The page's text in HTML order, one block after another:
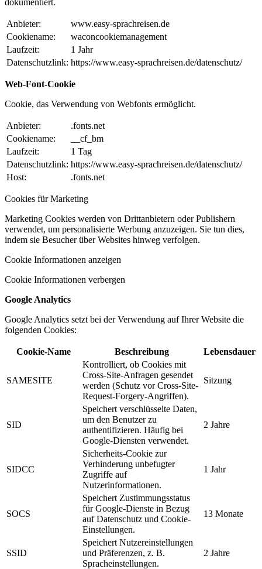
Anbieter:
www.easy-sprachreisen.de
Cookiename:
waconcookiemanagement
Laufzeit:
1 Jahr
Datenschutzlink: https://www.easy-sprachreisen.de/datenschutz/
Web-Font-Cookie
Cookie, das Verwendung von Webfonts ermöglicht.
Anbieter:
.fonts.net
Cookiename:
__cf_bm
Laufzeit:
1 Tag
Datenschutzlink: https://www.easy-sprachreisen.de/datenschutz/
Host:
.fonts.net
Cookies für Marketing
Marketing Cookies werden von Drittanbietern oder Publishern
verwendet, um personalisierte Werbung anzuzeigen. Sie tun dies,
indem sie Besucher über Websites hinweg verfolgen.
Cookie Informationen anzeigen
Cookie Informationen verbergen
Google Analytics
Google Analytics setzt bei der Verwendung auf Ihrer Website die
folgenden Cookies:
Cookie-Name Beschreibung Lebensdauer
SAMESITE
Kontrolliert, ob Cookies mit
Cross-Site-Anfragen gesendet
werden (Schutz vor Cross-Site-
Request-Forgery-Angriffen).
Sitzung
SID
Speichert verschlüsselte Daten,
um den Benutzer zu
authentifizieren. Häufig bei
Google-Diensten verwendet.
2 Jahre
SIDCC
Sicherheits-Cookie zur
Verhinderung unbefugter
Zugriffe auf
Nutzerinformationen.
1 Jahr
SOCS
Speichert Zustimmungsstatus
für Google-Dienste in Bezug
auf Datenschutz und Cookie-
Einstellungen.
13 Monate
SSID
Speichert Nutzereinstellungen
und Präferenzen, z. B.
Spracheinstellungen.
2 Jahre